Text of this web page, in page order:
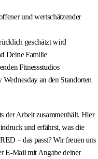
und wertschätzender
geschätzt wird
Deine Familie
Fitnessstudios
an den Standorten
der Arbeit zusammenhält. Hier
und erfährst, was die
– das passt? Wir freuen uns
E-Mail mit Angabe deiner